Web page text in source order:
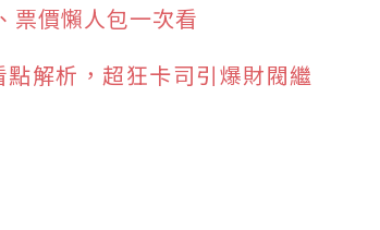
票價懶人包一次看
解析，超狂卡司引爆財閥繼